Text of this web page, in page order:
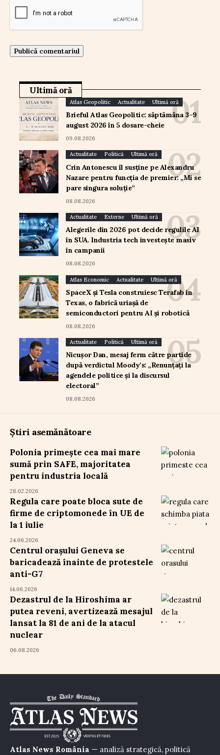
Ultimă oră
Atlas Geopolitic Actualitate Ultimă oră
Brieful Atlas Geopolitic: săptămâna 3–9
august 2026 în 5 dosare-cheie
09.08.2026
Actualitate Politică Ultimă oră
Crin Antonescu îl susține pe Alexandru
Nazare pentru funcția de premier: „Mi se
pare singura soluție”
08.08.2026
Actualitate Externe Ultimă oră
Alegerile din 2026 pot decide regulile AI
în SUA. Industria tech investește masiv
în campanii
08.08.2026
Atlas Economic Actualitate Ultimă oră
SpaceX și Tesla construiesc Terafab în
Texas, o fabrică uriașă de
semiconductori pentru AI și robotică
08.08.2026
Actualitate Politică Ultimă oră
Nicușor Dan, mesaj ferm către partide
după verdictul Moody’s: „Renunțați la
agendele politice și la discursul
electoral”
08.08.2026
Știri asemănătoare
Polonia primește cea mai mare
sumă prin SAFE, majoritatea
pentru industria locală
28.02.2026
Regula care poate bloca sute de
firme de criptomonede în UE de
la 1 iulie
24.06.2026
Centrul orașului Geneva se
baricadează înainte de protestele
anti-G7
14.06.2026
Dezastrul de la Hiroshima ar
putea reveni, avertizează mesajul
lansat la 81 de ani de la atacul
nuclear
06.08.2026
Atlas News România — analiză strategică, politică